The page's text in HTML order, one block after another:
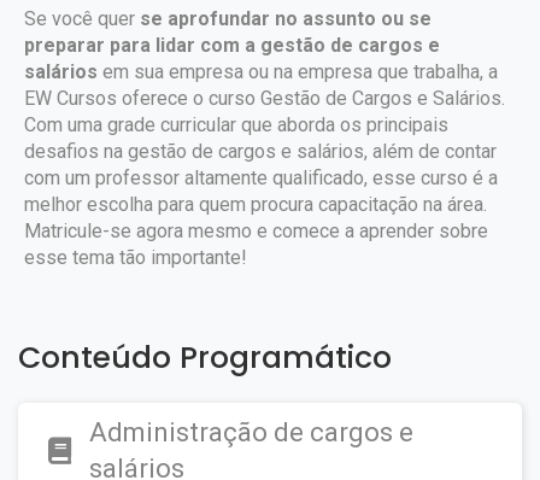
Se você quer se aprofundar no assunto ou se
preparar para lidar com a gestão de cargos e
salários em sua empresa ou na empresa que trabalha, a
EW Cursos oferece o curso Gestão de Cargos e Salários.
Com uma grade curricular que aborda os principais
desafios na gestão de cargos e salários, além de contar
com um professor altamente qualificado, esse curso é a
melhor escolha para quem procura capacitação na área.
Matricule-se agora mesmo e comece a aprender sobre
esse tema tão importante!
Conteúdo Programático
Administração de cargos e
salários